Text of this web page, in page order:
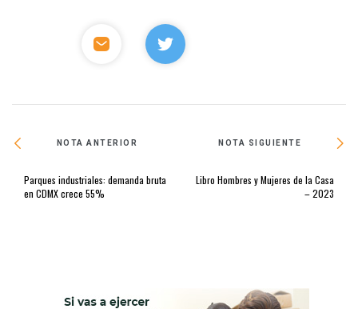
NOTA ANTERIOR
Parques industriales: demanda bruta
en CDMX crece 55%
NOTA SIGUIENTE
Libro Hombres y Mujeres de la Casa
– 2023